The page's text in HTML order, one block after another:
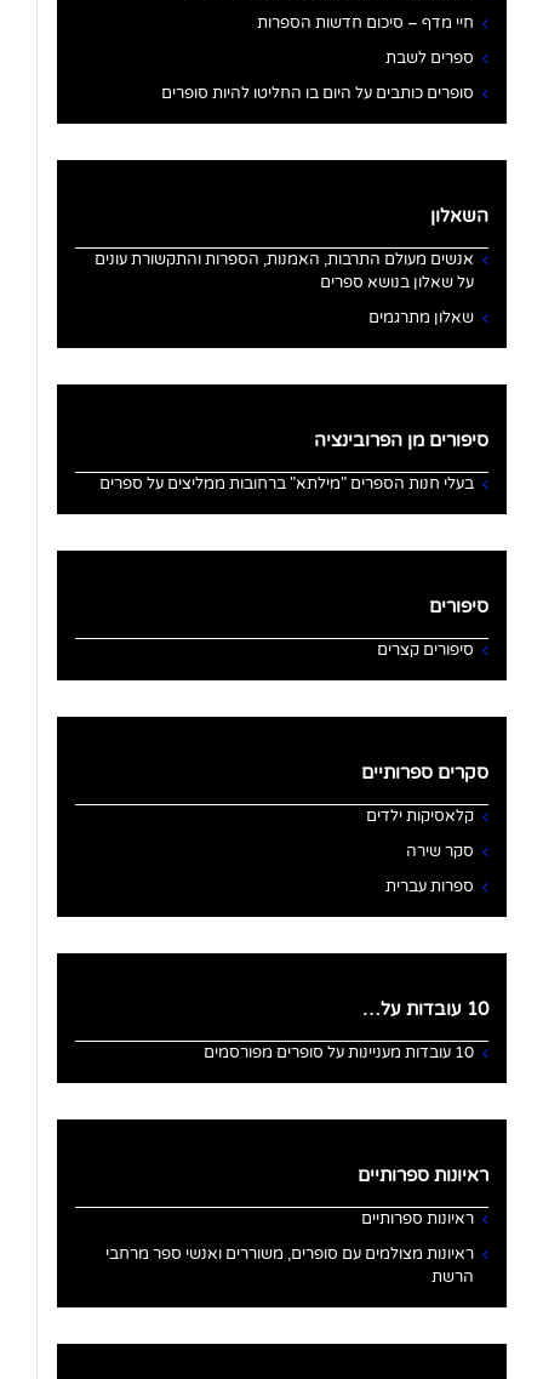
חיי מדף – סיכום חדשות הספרות
ספרים לשבת
סופרים כותבים על היום בו החליטו להיות סופרים
השאלון
אנשים מעולם התרבות, האמנות, הספרות והתקשורת עונים
על שאלון בנושא ספרים
שאלון מתרגמים
סיפורים מן הפרובינציה
בעלי חנות הספרים "מילתא" ברחובות ממליצים על ספרים
סיפורים
סיפורים קצרים
סקרים ספרותיים
קלאסיקות ילדים
סקר שירה
ספרות עברית
10 עובדות על…
10 עובדות מעניינות על סופרים מפורסמים
ראיונות ספרותיים
ראיונות ספרותיים
ראיונות מצולמים עם סופרים, משוררים ואנשי ספר מרחבי
הרשת